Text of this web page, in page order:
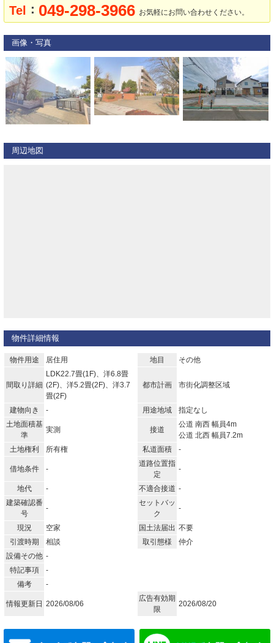
Tel ： 049-298-3966 お気軽にお問い合わせください。
画像・写真
周辺地図
物件詳細情報
物件用途 居住用 地目 その他
間取り詳細
LDK22.7畳(1F)、洋6.8畳
(2F)、洋5.2畳(2F)、洋3.7
畳(2F)
都市計画 市街化調整区域
建物向き - 用途地域
指定なし
土地面積基
準
実測 接道
公道 南西 幅員4m
公道 北西 幅員7.2m
土地権利
所有権 私道面積 -
借地条件 -
道路位置指
定
-
地代 - 不適合接道 -
建築確認番
号
-
セットバッ
ク
-
現況 空家 国土法届出 不要
引渡時期
相談 取引態様
仲介
設備その他 -
特記事項
-
備考
-
情報更新日 2026/08/06
広告有効期
限
2026/08/20
メールでお問い合わせ